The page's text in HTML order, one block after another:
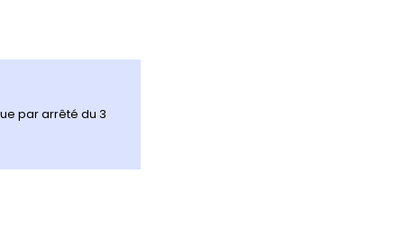
par arrêté du 3